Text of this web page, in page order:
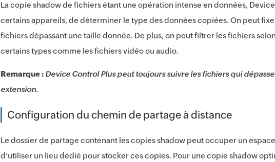
La copie shadow de fichiers étant une opération intense en données,
certains appareils, de déterminer le type des données copiées. On peut
fichiers dépassant une taille donnée. De plus, on peut filtrer les fichiers
certains types comme les fichiers vidéo ou audio.
Remarque : Device Control Plus peut toujours suivre les fichiers qui
extension.
Configuration du chemin de partage à distance
Le dossier de partage contenant les copies shadow peut occuper un
d’utiliser un lieu dédié pour stocker ces copies. Pour une copie shadow